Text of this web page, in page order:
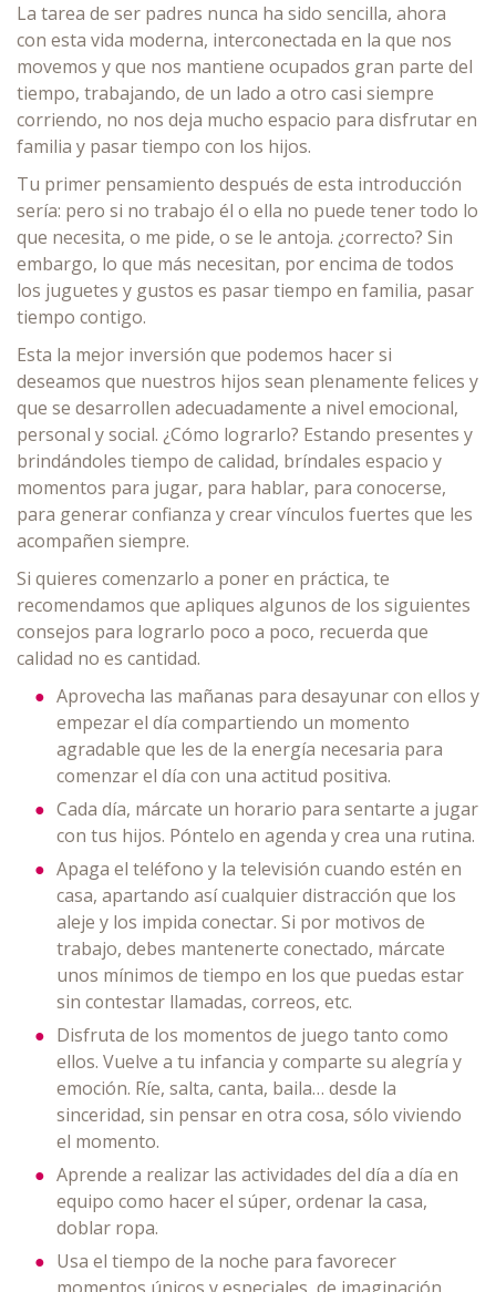
La tarea de ser padres nunca ha sido sencilla, ahora
con esta vida moderna, interconectada en la que nos
movemos y que nos mantiene ocupados gran parte del
tiempo, trabajando, de un lado a otro casi siempre
corriendo, no nos deja mucho espacio para disfrutar en
familia y pasar tiempo con los hijos.
Tu primer pensamiento después de esta introducción
sería: pero si no trabajo él o ella no puede tener todo lo
que necesita, o me pide, o se le antoja. ¿correcto? Sin
embargo, lo que más necesitan, por encima de todos
los juguetes y gustos es pasar tiempo en familia, pasar
tiempo contigo.
Esta la mejor inversión que podemos hacer si
deseamos que nuestros hijos sean plenamente felices y
que se desarrollen adecuadamente a nivel emocional,
personal y social. ¿Cómo lograrlo? Estando presentes y
brindándoles tiempo de calidad, bríndales espacio y
momentos para jugar, para hablar, para conocerse,
para generar confianza y crear vínculos fuertes que les
acompañen siempre.
Si quieres comenzarlo a poner en práctica, te
recomendamos que apliques algunos de los siguientes
consejos para lograrlo poco a poco, recuerda que
calidad no es cantidad.
Aprovecha las mañanas para desayunar con ellos y
empezar el día compartiendo un momento
agradable que les de la energía necesaria para
comenzar el día con una actitud positiva.
Cada día, márcate un horario para sentarte a jugar
con tus hijos. Póntelo en agenda y crea una rutina.
Apaga el teléfono y la televisión cuando estén en
casa, apartando así cualquier distracción que los
aleje y los impida conectar. Si por motivos de
trabajo, debes mantenerte conectado, márcate
unos mínimos de tiempo en los que puedas estar
sin contestar llamadas, correos, etc.
Disfruta de los momentos de juego tanto como
ellos. Vuelve a tu infancia y comparte su alegría y
emoción. Ríe, salta, canta, baila… desde la
sinceridad, sin pensar en otra cosa, sólo viviendo
el momento.
Aprende a realizar las actividades del día a día en
equipo como hacer el súper, ordenar la casa,
doblar ropa.
Usa el tiempo de la noche para favorecer